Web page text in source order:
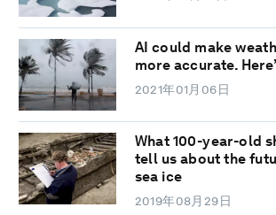
AI could make
more accurate.
2021年01月06日
What 100-year-old
tell us about the
sea ice
2019年08月29日